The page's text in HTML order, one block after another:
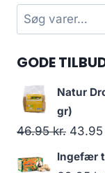
Søg
efter:
GODE
Natur
gr)
46.95kr. Den
43.95
Ingefær